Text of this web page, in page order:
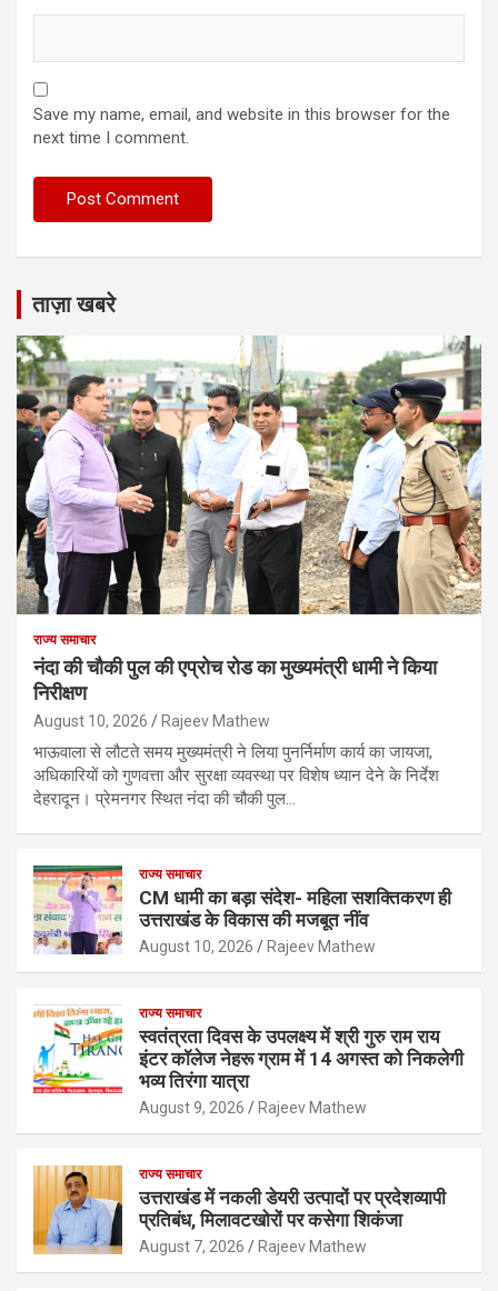
Save my name, email, and website in this browser for the
next time I comment.
ताज़ा खबरे
राज्य समाचार
नंदा की चौकी पुल की एप्रोच रोड का मुख्यमंत्री धामी ने किया
निरीक्षण
August 10, 2026 Rajeev Mathew
भाऊवाला से लौटते समय मुख्यमंत्री ने लिया पुनर्निर्माण कार्य का जायजा,
अधिकारियों को गुणवत्ता और सुरक्षा व्यवस्था पर विशेष ध्यान देने के निर्देश
देहरादून। प्रेमनगर स्थित नंदा की चौकी पुल…
राज्य समाचार
CM धामी का बड़ा संदेश- महिला सशक्तिकरण ही
उत्तराखंड के विकास की मजबूत नींव
August 10, 2026 Rajeev Mathew
राज्य समाचार
स्वतंत्रता दिवस के उपलक्ष्य में श्री गुरु राम राय
इंटर कॉलेज नेहरू ग्राम में 14 अगस्त को निकलेगी
भव्य तिरंगा यात्रा
August 9, 2026 Rajeev Mathew
राज्य समाचार
उत्तराखंड में नकली डेयरी उत्पादों पर प्रदेशव्यापी
प्रतिबंध, मिलावटखोरों पर कसेगा शिकंजा
August 7, 2026 Rajeev Mathew